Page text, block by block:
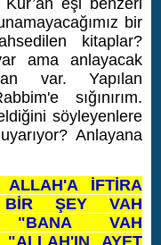
eşi benzeri
bir
kitaplar?
ama anlayacak
var. Yapılan
sığınırım.
söyleyenlere
Anlayana
ALLAH'A İFTİRA
BİR ŞEY VAH
"BANA VAH
AYET